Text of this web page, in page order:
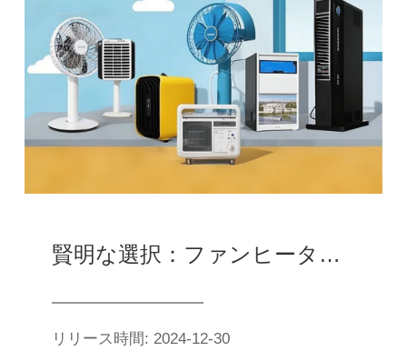
賢明な選択：ファンヒーターの選択と購入方法
リリース時間: 2024-12-30